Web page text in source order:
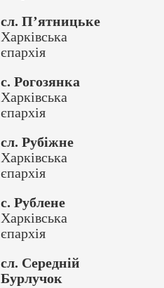
сл. П’ятницьке
Харківська
єпархія
с. Рогозянка
Харківська
єпархія
сл. Рубіжне
Харківська
єпархія
с. Рублене
Харківська
єпархія
сл. Середній
Бурлучок